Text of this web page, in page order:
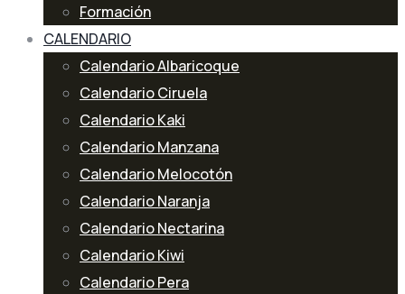
Formación
CALENDARIO
Calendario Albaricoque
Calendario Ciruela
Calendario Kaki
Calendario Manzana
Calendario Melocotón
Calendario Naranja
Calendario Nectarina
Calendario Kiwi
Calendario Pera